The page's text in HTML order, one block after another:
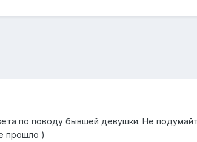
по поводу бывшей девушки. Не
прошло )